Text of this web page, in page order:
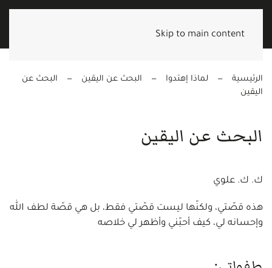
Skip to main content
الرئيسية لماذا إهتدوا البحث عن اليقين
البحث عن
اليقين
البحث عن اليقين
ك. ك. علوي
هذه قصّتي، ولكنّها ليست قصّتي فقط، بل هي قصّة لطف الله
وإحسانه لي، كيف أحبّني وأظهر لي خلاصه